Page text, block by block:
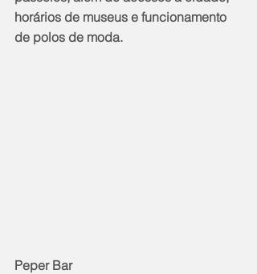
horários de museus e funcionamento
de polos de moda.
Peper Bar